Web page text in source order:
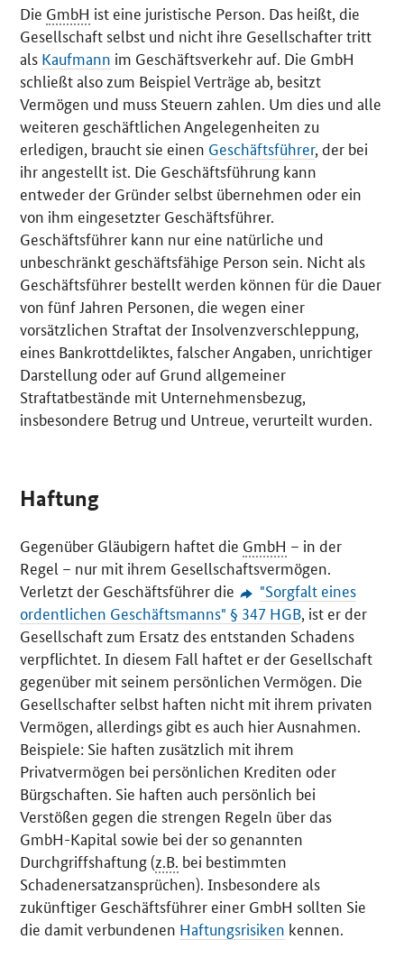
Die GmbH ist eine juristische Person. Das heißt, die
Gesellschaft selbst und nicht ihre Gesellschafter tritt
als Kaufmann im Geschäftsverkehr auf. Die GmbH
schließt also zum Beispiel Verträge ab, besitzt
Vermögen und muss Steuern zahlen. Um dies und alle
weiteren geschäftlichen Angelegenheiten zu
erledigen, braucht sie einen Geschäftsführer, der bei
ihr angestellt ist. Die Geschäftsführung kann
entweder der Gründer selbst übernehmen oder ein
von ihm eingesetzter Geschäftsführer.
Geschäftsführer kann nur eine natürliche und
unbeschränkt geschäftsfähige Person sein. Nicht als
Geschäftsführer bestellt werden können für die Dauer
von fünf Jahren Personen, die wegen einer
vorsätzlichen Straftat der Insolvenzverschleppung,
eines Bankrottdeliktes, falscher Angaben, unrichtiger
Darstellung oder auf Grund allgemeiner
Straftatbestände mit Unternehmensbezug,
insbesondere Betrug und Untreue, verurteilt wurden.
Haftung
Gegenüber Gläubigern haftet die GmbH – in der
Regel – nur mit ihrem Gesellschaftsvermögen.
Verletzt der Geschäftsführer die
"Sorgfalt eines
ordentlichen Geschäftsmanns" § 347 HGB, ist er der
Gesellschaft zum Ersatz des entstanden Schadens
verpflichtet. In diesem Fall haftet er der Gesellschaft
gegenüber mit seinem persönlichen Vermögen. Die
Gesellschafter selbst haften nicht mit ihrem privaten
Vermögen, allerdings gibt es auch hier Ausnahmen.
Beispiele: Sie haften zusätzlich mit ihrem
Privatvermögen bei persönlichen Krediten oder
Bürgschaften. Sie haften auch persönlich bei
Verstößen gegen die strengen Regeln über das
GmbH-Kapital sowie bei der so genannten
Durchgriffshaftung (z.B. bei bestimmten
Schadenersatzansprüchen). Insbesondere als
zukünftiger Geschäftsführer einer GmbH sollten Sie
die damit verbundenen Haftungsrisiken kennen.